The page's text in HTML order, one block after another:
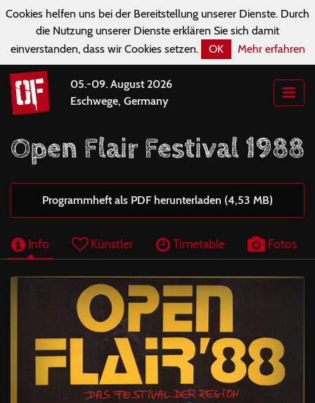
Cookies helfen uns bei der Bereitstellung unserer Dienste. Durch
die Nutzung unserer Dienste erklären Sie sich damit
einverstanden, dass wir Cookies setzen.
OK Mehr erfahren
05.-09. August 2026
Eschwege, Germany
Open Flair Festival 1988
Programmheft als PDF herunterladen (4,53 MB)
Info Künstler Timetable Fotos